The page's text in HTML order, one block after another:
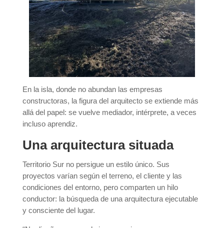
En la isla, donde no abundan las empresas
constructoras, la figura del arquitecto se extiende más
allá del papel: se vuelve mediador, intérprete, a veces
incluso aprendiz.
Una arquitectura situada
Territorio Sur no persigue un estilo único. Sus
proyectos varían según el terreno, el cliente y las
condiciones del entorno, pero comparten un hilo
conductor: la búsqueda de una arquitectura ejecutable
y consciente del lugar.